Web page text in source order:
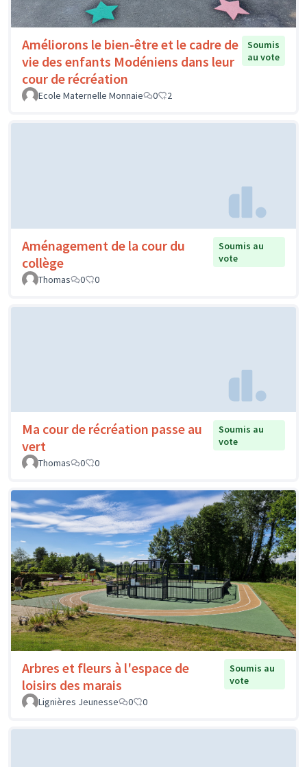
Améliorons le bien-être et le cadre de
vie des enfants Modéniens dans leur
cour de récréation
Soumis
au vote
Ecole Maternelle Monnaie 0 2
Aménagement de la cour du
collège
Soumis au
vote
Thomas
0 0
Ma cour de récréation passe au
vert
Soumis au
vote
Thomas
0 0
Arbres et fleurs à l'espace de
loisirs des marais
Soumis au
vote
Lignières Jeunesse
0 0